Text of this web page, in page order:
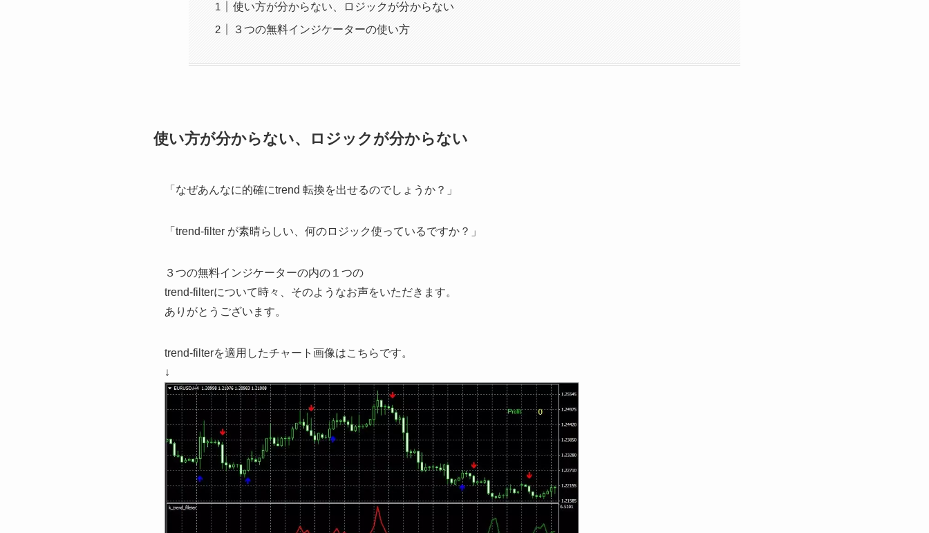
使い方が分からない、ロジックが分からない
３つの無料インジケーターの使い方
使い方が分からない、ロジックが分からない
「なぜあんなに的確にtrend 転換を出せるのでしょうか？」
「trend-filter が素晴らしい、何のロジック使っているですか？」
３つの無料インジケーターの内の１つの
trend-filterについて時々、そのようなお声をいただきます。
ありがとうございます。
trend-filterを適用したチャート画像はこちらです。
↓